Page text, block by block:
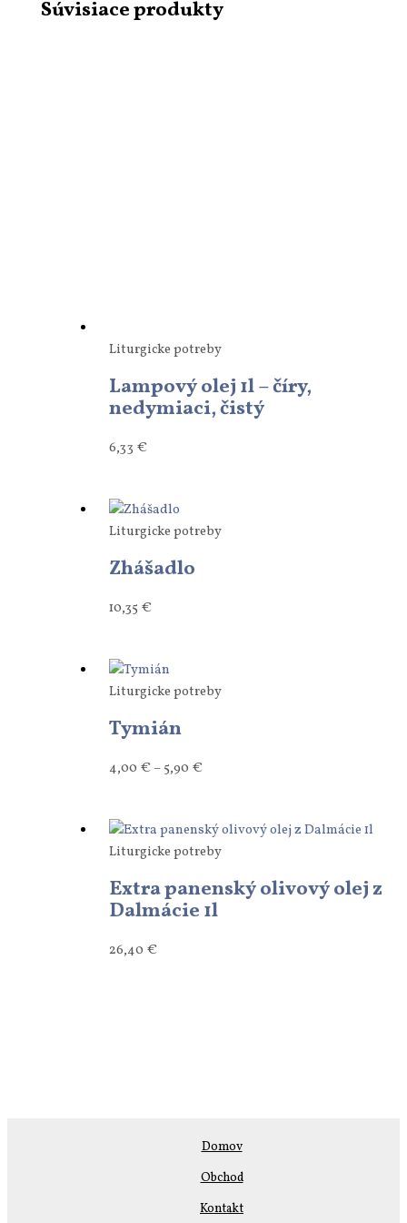
Súvisiace produkty
Liturgicke potreby
Lampový olej 1l – číry,
nedymiaci, čistý
6,33 €
Liturgicke potreby
Zhášadlo
10,35 €
Liturgicke potreby
Tymián
4,00 € – 5,90 €
Liturgicke potreby
Extra panenský olivový olej z
Dalmácie 1l
26,40 €
Domov
Obchod
Kontakt